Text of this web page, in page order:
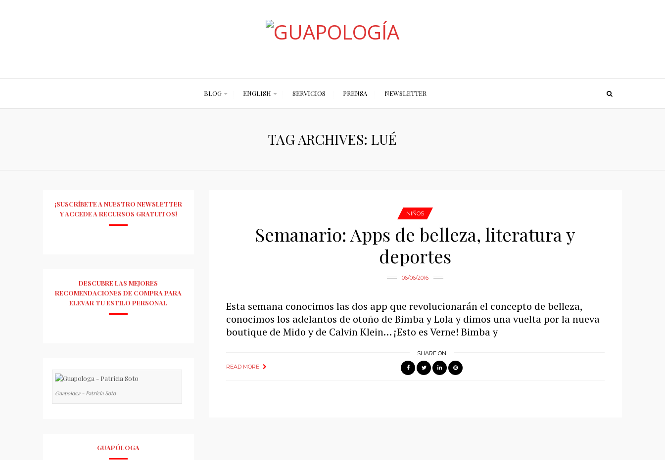
BLOG ENGLISH SERVICIOS PRENSA NEWSLETTER
TAG ARCHIVES: LUÉ
NIÑOS
Semanario: Apps de belleza, literatura y
deportes
06/06/2016
Esta semana conocimos las dos app que revolucionarán el concepto de belleza,
conocimos los adelantos de otoño de Bimba y Lola y dimos una vuelta por la nueva
boutique de Mido y de Calvin Klein… ¡Esto es Verne! Bimba y
READ MORE
SHARE ON
¡SUSCRÍBETE A NUESTRO NEWSLETTER
Y ACCEDE A RECURSOS GRATUITOS!
DESCUBRE LAS MEJORES
RECOMENDACIONES DE COMPRA PARA
ELEVAR TU ESTILO PERSONAL
Guapologa - Patricia Soto
GUAPÓLOGA